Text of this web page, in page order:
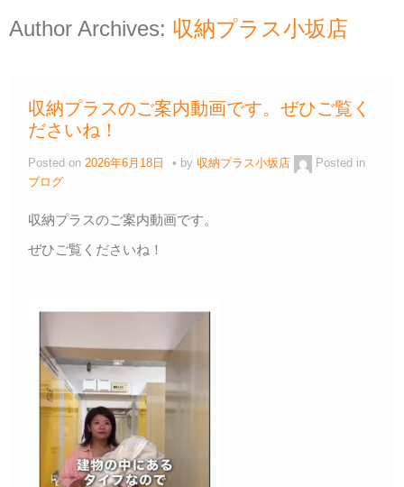
Author Archives: 収納プラス小坂店
収納プラスのご案内動画です。ぜひご覧く
ださいね！
Posted on 2026年6月18日 by 収納プラス小坂店
Posted in
ブログ
収納プラスのご案内動画です。
ぜひご覧くださいね！